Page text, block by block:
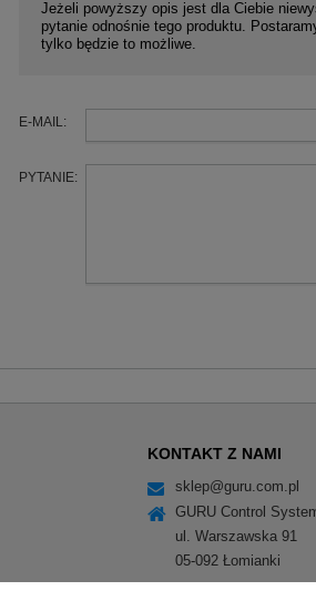
Jeżeli powyższy opis jest dla Ciebie
pytanie odnośnie tego produktu.
tylko będzie to możliwe.
E-MAIL:
PYTANIE:
KONTAKT Z NAMI
sklep@guru.com.pl
GURU Control
ul. Warszawska 91
05-092 Łomianki